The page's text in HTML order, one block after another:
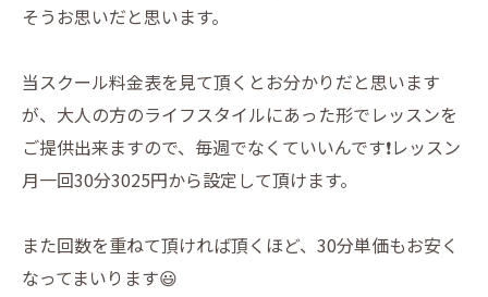
そうお思いだと思います。
当スクール料金表を見て頂くとお分かりだと思います
が、大人の方のライフスタイルにあった形でレッスンを
ご提供出来ますので、毎週でなくていいんです❗️レッスン
月一回30分3025円から設定して頂けます。
また回数を重ねて頂ければ頂くほど、30分単価もお安く
なってまいります😃